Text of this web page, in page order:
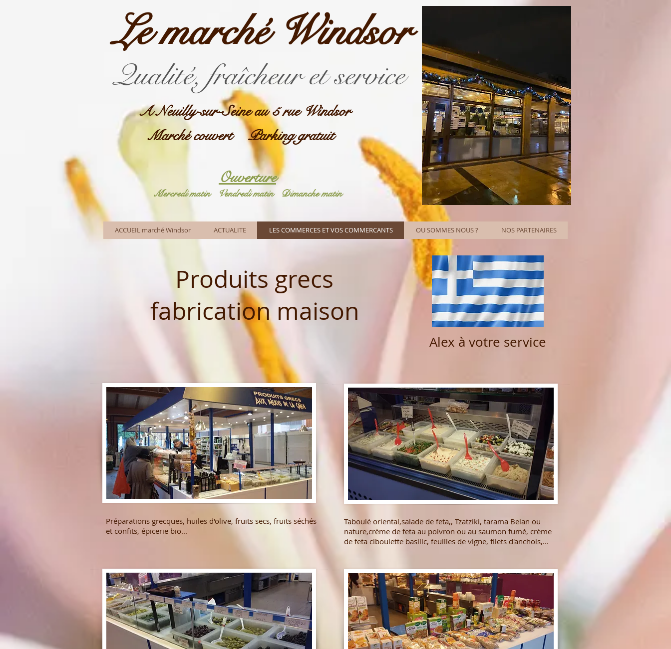
Le marché Windsor
Qualité, fraîcheur et service
A Neuilly-sur-Seine au 5 rue Windsor
Marché couvert Parking gratuit
Ouverture
Mercredi matin Vendredi matin Dimanche matin
ACCUEIL marché Windsor ACTUALITE LES COMMERCES ET VOS COMMERCANTS OU SOMMES NOUS ? NOS PARTENAIRES
Produits grecs
fabrication maison
Alex à votre service
Préparations grecques, huiles d'olive, fruits secs, fruits séchés
et confits, épicerie bio...
Taboulé oriental,salade de feta,, Tzatziki, tarama Belan ou
nature,crème de feta au poivron ou au saumon fumé, crème
de feta ciboulette basilic, feuilles de vigne, filets d'anchois,...